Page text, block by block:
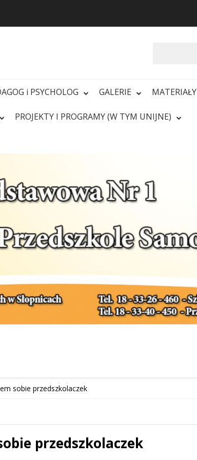
i PSYCHOLOG GALERIE MATERIAŁY
PROJEKTY I PROGRAMY (W TYM UNIJNE)
sobie przedszkolaczek
przedszkolaczek